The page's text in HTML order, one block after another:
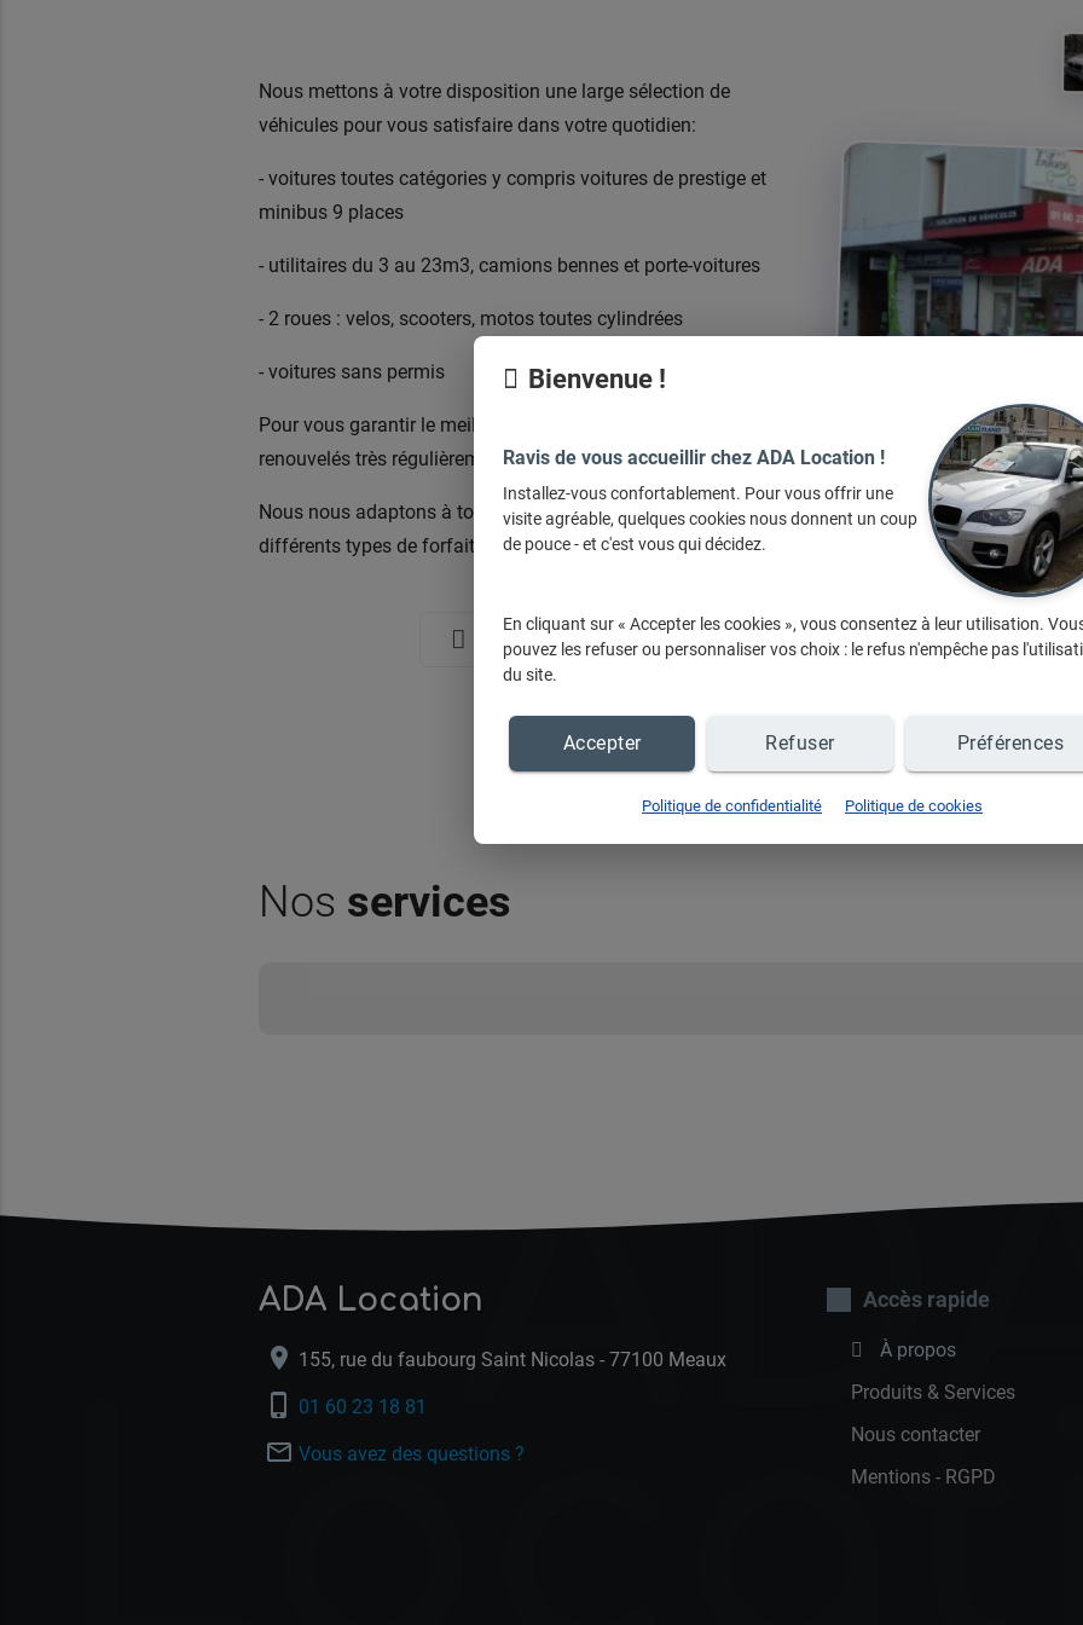
Nous mettons à votre disposition une large sélection de
véhicules pour vous satisfaire dans votre quotidien:
- voitures toutes catégories y compris voitures de prestige et
minibus 9 places
- utilitaires du 3 au 23m3, camions bennes et porte-voitures
- 2 roues : velos, scooters, motos toutes cylindrées
- voitures sans permis
Pour vous garantir le meilleur service, nos véhicules sont
renouvelés très régulièrement.
Nous nous adaptons à tous les budgets et vous proposons
différents types de forfait.
Nous contacter
Nos services
ADA Location
location_on 155, rue du faubourg Saint Nicolas - 77100 Meaux
phone_iphone 01 60 23 18 81
mail_outline Vous avez des questions ?
Accès rapide
À propos
Produits & Services
Nous contacter
Mentions - RGPD
Bienvenue !
Ravis de vous accueillir chez ADA Location !
Installez-vous confortablement. Pour vous offrir une
visite agréable, quelques cookies nous donnent un coup
de pouce - et c'est vous qui décidez.
En cliquant sur « Accepter les cookies », vous consentez à leur utilisation.
pouvez les refuser ou personnaliser vos choix : le refus n'empêche pas
du site.
Accepter Refuser Préférences
Politique de confidentialité Politique de cookies